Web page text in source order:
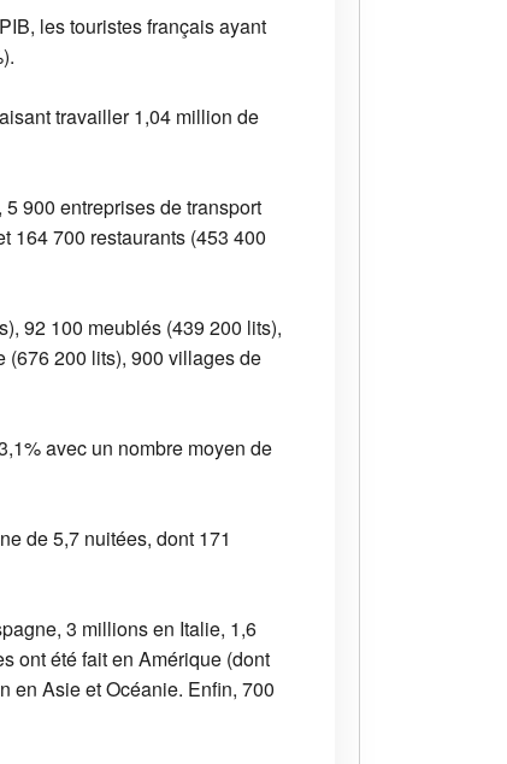
les touristes français ayant
travailler 1,04 million de
900 entreprises de transport
164 700 restaurants (453 400
92 100 meublés (439 200 lits),
(676 200 lits), 900 villages de
avec un nombre moyen de
de 5,7 nuitées, dont 171
3 millions en Italie, 1,6
ont été fait en Amérique (dont
en Asie et Océanie. Enfin, 700